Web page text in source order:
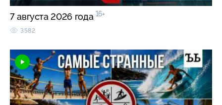
7 августа 2026 года 16+
3582